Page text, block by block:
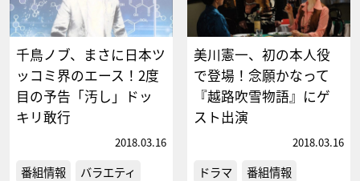
千鳥ノブ、まさに日本ツ
ッコミ界のエース！2度
目の予告「汚し」ドッ
キリ敢行
2018.03.16
番組情報
バラエティ
美川憲一、初の本人役
で登場！念願かなって
『越路吹雪物語』にゲ
スト出演
2018.03.16
ドラマ 番組情報